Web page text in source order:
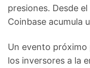
presiones. Desde
Coinbase acumula
Un evento
los inversores a la